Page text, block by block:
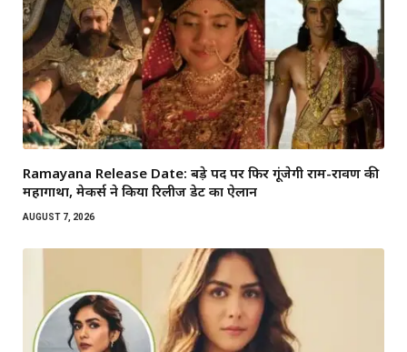
Ramayana Release Date: बड़े पर्दे पर फिर गूंजेगी राम-रावण की
महागाथा, मेकर्स ने किया रिलीज डेट का ऐलान
AUGUST 7, 2026